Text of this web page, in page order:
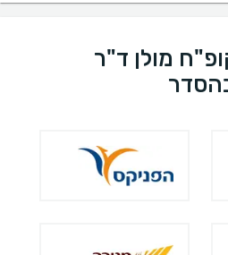
מולן ד"ר